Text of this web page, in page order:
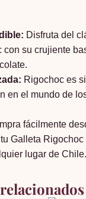
Disfruta del
con su crujiente
Rigochoc es
en el mundo de
fácilmente
Galleta Rigochoc
lugar de Chile.